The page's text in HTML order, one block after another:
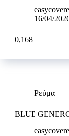
16/04/
0,168
Ρεύμα
BLUE